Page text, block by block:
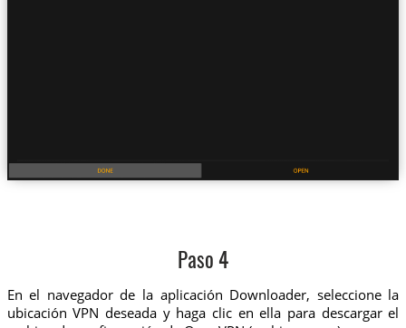
Paso 4
En el navegador de la aplicación Downloader, seleccione la
ubicación VPN deseada y haga clic en ella para descargar el